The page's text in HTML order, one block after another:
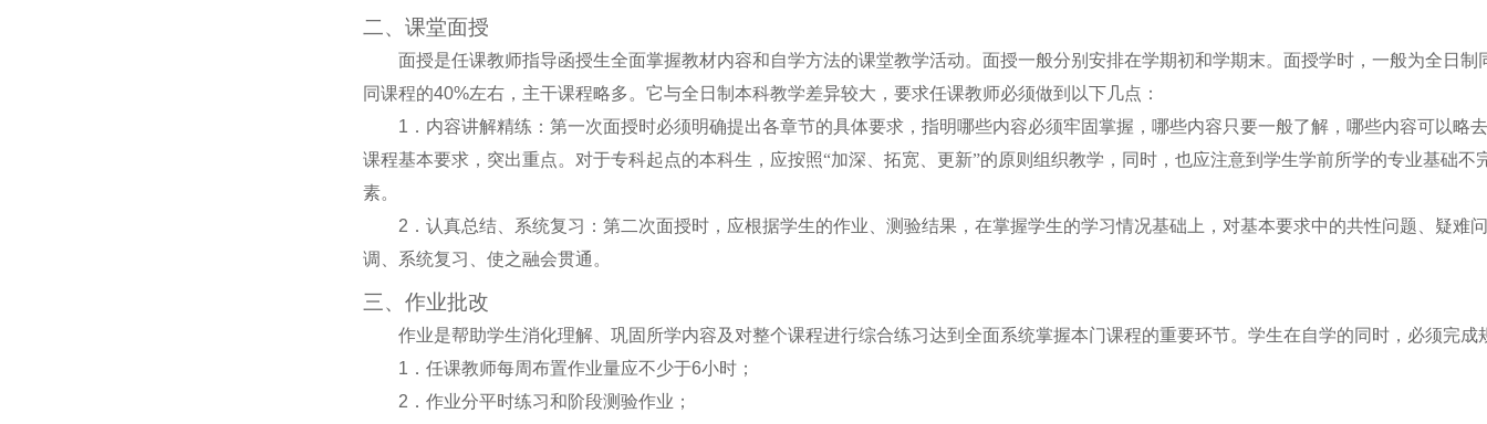
二、课堂面授
面授是任课教师指导函授生全面掌握教材内容和自学方法的课堂教学活动。面授一般分别安排在学期初和学期末。面授学时，一般为全日制
同课程的40%左右，主干课程略多。它与全日制本科教学差异较大，要求任课教师必须做到以下几点：
1 ．内容讲解精练：第一次面授时必须明确提出各章节的具体要求，指明哪些内容必须牢固掌握，哪些内容只要一般了解，哪些内容可以略
课程基本要求，突出重点。对于专科起点的本科生，应按照“加深、拓宽、更新”的原则组织教学，同时，也应注意到学生学前所学的专业基础不
素。
2 ．认真总结、系统复习：第二次面授时，应根据学生的作业、测验结果，在掌握学生的学习情况基础上，对基本要求中的共性问题、疑难
调、系统复习、使之融会贯通。
三、作业批改
作业是帮助学生消化理解、巩固所学内容及对整个课程进行综合练习达到全面系统掌握本门课程的重要环节。学生在自学的同时，必须完成
1 ．任课教师每周布置作业量应不少于6小时；
2 ．作业分平时练习和阶段测验作业；